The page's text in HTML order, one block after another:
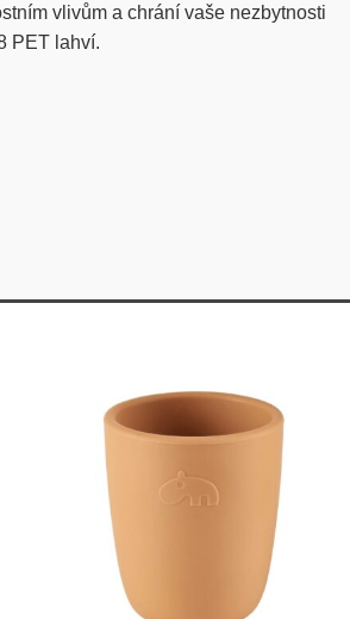
vlivům a chrání vaše nezbytnosti
PET lahví.